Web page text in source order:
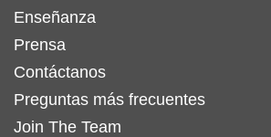
Enseñanza
Prensa
Contáctanos
Preguntas más frecuentes
Join The Team